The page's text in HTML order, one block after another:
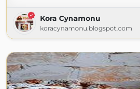
Kora Cynamonu
koracynamonu.blogspot.com